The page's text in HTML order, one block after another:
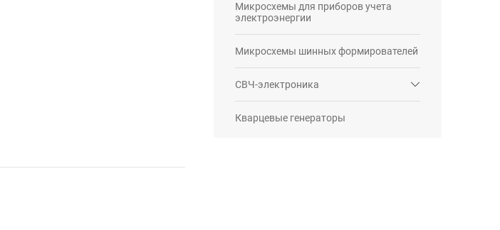
Микросхемы для приборов учета
электроэнергии
Микросхемы шинных формирователей
СВЧ-электроника
Кварцевые генераторы